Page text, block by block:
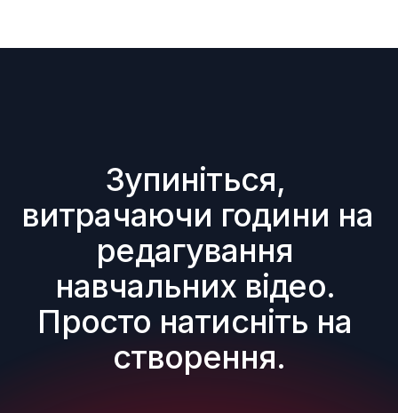
Зупиніться,
витрачаючи години на
редагування
навчальних відео.
Просто натисніть на
створення.